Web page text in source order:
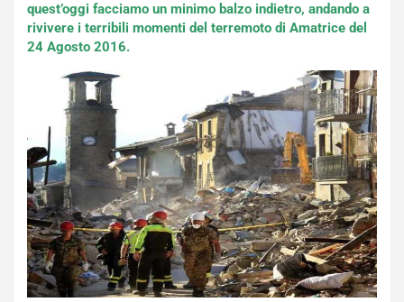
quest’oggi facciamo un minimo balzo indietro, andando a
rivivere i terribili momenti del terremoto di Amatrice del
24 Agosto 2016.